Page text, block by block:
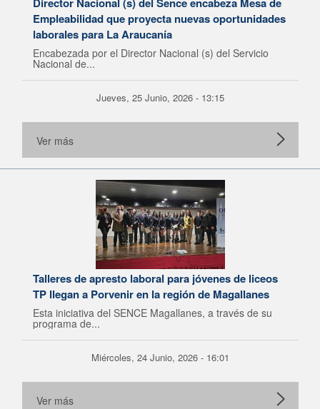
Empleabilidad que proyecta nuevas oportunidades
laborales para La Araucanía
Encabezada por el Director Nacional (s) del Servicio
Nacional de...
Jueves, 25 Junio, 2026 - 13:15
Ver más
Talleres de apresto laboral para jóvenes de liceos
TP llegan a Porvenir en la región de Magallanes
Esta iniciativa del SENCE Magallanes, a través de su
programa de...
Miércoles, 24 Junio, 2026 - 16:01
Ver más